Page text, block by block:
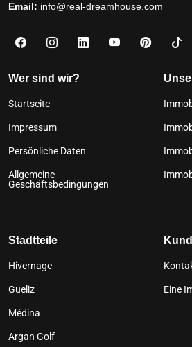
Email: info@real-dreamhouse.com
Wer sind wir?
Startseite
Impressum
Persönliche Daten
Allgemeine
Geschäftsbedingungen
Stadtteile
Hivernage
Gueliz
Médina
Argan Golf
Eine